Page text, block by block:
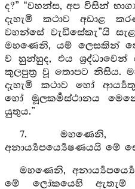
ද?” “වහන්ස, අප විසින්
දැහැමි කථාව අඩාළ
වහන්සේ වැඩිසේකැ”යි
මහණෙනි, යම් ලෙසකින්
ව හුන්හුද, එය
කුලපුත්‍ර වූ තොපට නිසිය.
දැහැමි කථාව හෝ
හෝ මූලකර්‍මස්ථානය
යුතුය.”
7. මහණෙනි,
අනාර්‍ය්‍යපර්‍ය්‍යෙෂණයයි මේ
මහණෙනි,
මේ ලෝකයෙහි ඇතැම්